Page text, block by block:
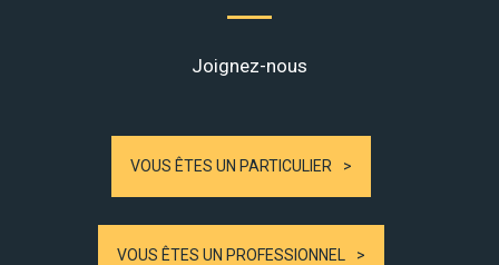
Joignez-nous
VOUS ÊTES UN PARTICULIER
VOUS ÊTES UN PROFESSIONNEL